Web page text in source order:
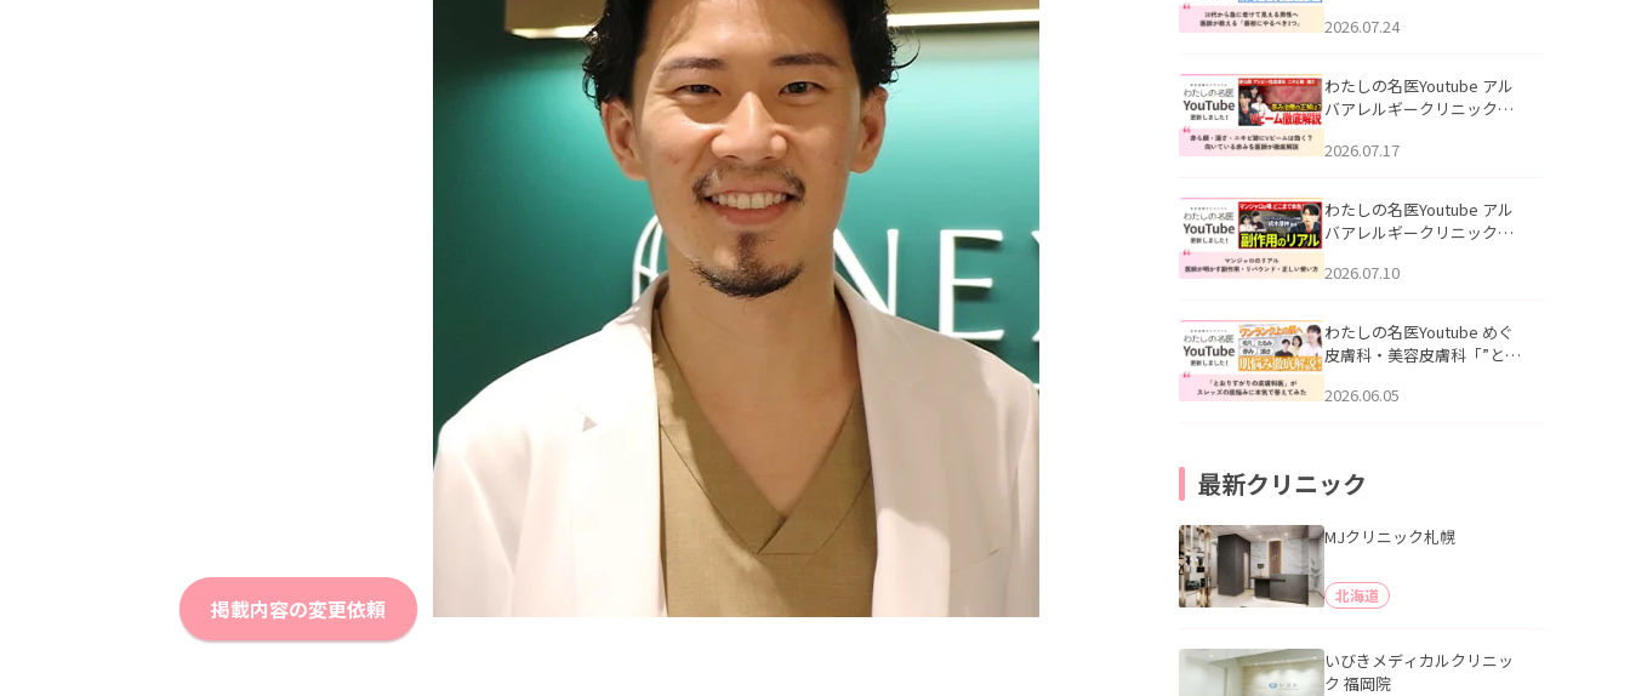
掲載内容の変更依頼
える男性へ｜医師が教える
公開いたしました。
2026.07.24
わたしの名医Youtube アル
バアレルギークリニック札
跡にVビームは効く？向いて
説」を公開いたしました。
2026.07.17
わたしの名医Youtube アル
バアレルギークリニック札
医師が明かす副作用・リバ
公開いたしました。
2026.07.10
わたしの名医Youtube めぐ
皮膚科・美容皮膚科「”とお
ッズの肌悩みに本気で答え
2026.06.05
最新クリニック
MJクリニック札幌
北海道
いびきメディカルクリニッ
ク 福岡院